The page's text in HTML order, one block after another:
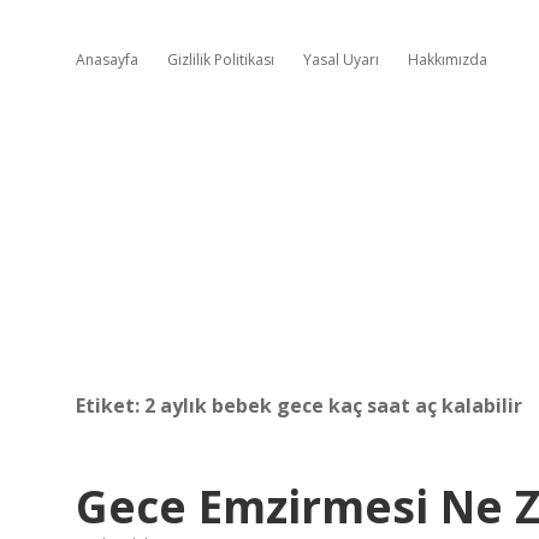
Anasayfa Gizlilik Politikası Yasal Uyarı Hakkımızda
Etiket: 2 aylık bebek gece kaç saat aç kalabilir
Gece Emzirmesi Ne